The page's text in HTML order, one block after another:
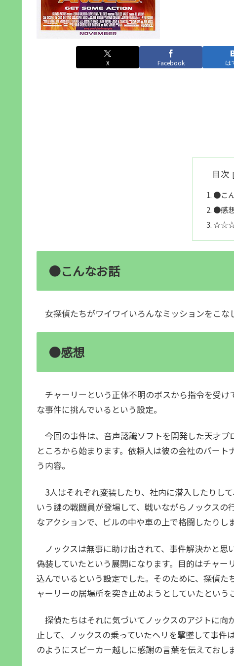
X Facebook は
目次
●こ
●感
●こんなお話
女探偵たちがワイワイいろんなミッションをこな
●感想
チャーリーという正体不明のボスから指令を受け
な事件に挑んでいるという設定。
今回の事件は、音声認識ソフトを開発した天才
ところから始まります。依頼人は彼の会社のパー
う内容。
3人はそれぞれ変装したり、社内に潜入したりし
いう謎の戦闘員が登場して、戦いながらノックス
なアクションで、ビルの中や車の上で格闘したりしま
ノックスは無事に助け出されて、事件解決かと思
偽装していたという展開になります。目的はチャ
込んでいるという設定でした。そのために、探偵
ャーリーの居場所を突き止めようとしていたという
探偵たちはそれに気づいてノックスのアジトに向
止して、ノックスの乗っていたヘリを撃墜して事
のようにスピーカー越しに感謝の言葉を伝えておし